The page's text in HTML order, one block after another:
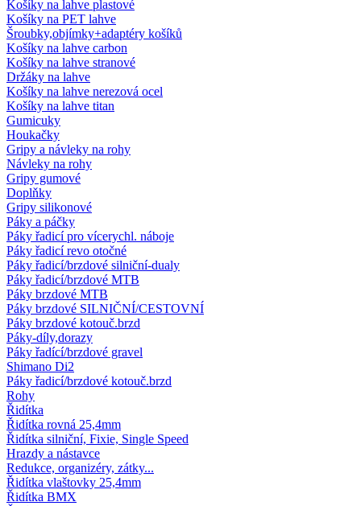
Košíky na lahve plastové
Košíky na PET lahve
Šroubky,objímky+adaptéry košíků
Košíky na lahve carbon
Košíky na lahve stranové
Držáky na lahve
Košíky na lahve nerezová ocel
Košíky na lahve titan
Gumicuky
Houkačky
Gripy a návleky na rohy
Návleky na rohy
Gripy gumové
Doplňky
Gripy silikonové
Páky a páčky
Páky řadicí pro vícerychl. náboje
Páky řadicí revo otočné
Páky řadicí/brzdové silniční-dualy
Páky řadicí/brzdové MTB
Páky brzdové MTB
Páky brzdové SILNIČNÍ/CESTOVNÍ
Páky brzdové kotouč.brzd
Páky-díly,dorazy
Páky řadící/brzdové gravel
Shimano Di2
Páky řadicí/brzdové kotouč.brzd
Rohy
Řidítka
Řidítka rovná 25,4mm
Řidítka silniční, Fixie, Single Speed
Hrazdy a nástavce
Redukce, organizéry, zátky...
Řidítka vlaštovky 25,4mm
Řidítka BMX